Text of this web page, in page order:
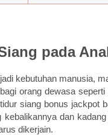
pada
kebutuhan manusia,
orang dewasa
siang bonus jackpot
kebalikannya dan
dikerjain.